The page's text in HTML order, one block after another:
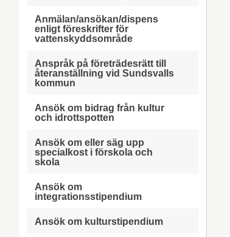
Anmälan/ansökan/dispens
enligt föreskrifter för
vattenskyddsområde
Anspråk på företrädesrätt till
återanställning vid Sundsvalls
kommun
Ansök om bidrag från kultur
och idrottspotten
Ansök om eller säg upp
specialkost i förskola och
skola
Ansök om
integrationsstipendium
Ansök om kulturstipendium